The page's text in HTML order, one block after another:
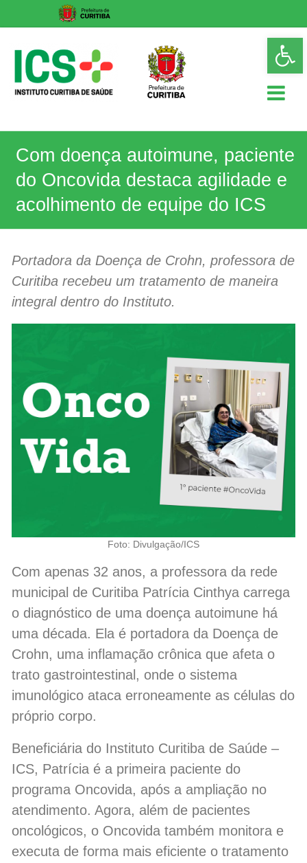
content
ICS
Instituto
de
Com doença autoimune, paciente
do Oncovida destaca agilidade e
acolhimento de equipe do ICS
Portadora da Doença de Crohn, professora de
Curitiba recebeu um tratamento de maneira
integral dentro do Instituto.
Foto: Divulgação/ICS
Com apenas 32 anos, a professora da rede
municipal de Curitiba Patrícia Cinthya carrega
o diagnóstico de uma doença autoimune há
uma década. Ela é portadora da Doença de
Crohn, uma inflamação crônica que afeta o
trato gastrointestinal, onde o sistema
imunológico ataca erroneamente as células do
próprio corpo.
Beneficiária do Instituto Curitiba de Saúde –
ICS, Patrícia é a primeira paciente do
programa Oncovida, após a ampliação no
atendimento. Agora, além de pacientes
oncológicos, o Oncovida também monitora e
executa de forma mais eficiente o tratamento